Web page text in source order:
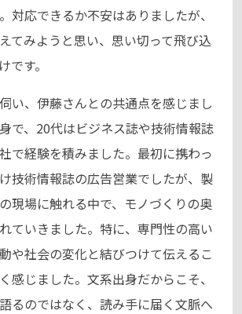
対応できるか不安はありましたが、
てみようと思い、思い切って飛び込
です。
い、伊藤さんとの共通点を感じまし
で、20代はビジネス誌や技術情報誌
で経験を積みました。最初に携わっ
技術情報誌の広告営業でしたが、製
現場に触れる中で、モノづくりの奥
ていきました。特に、専門性の高い
や社会の変化と結びつけて伝えるこ
感じました。文系出身だからこそ、
るのではなく、読み手に届く文脈へ